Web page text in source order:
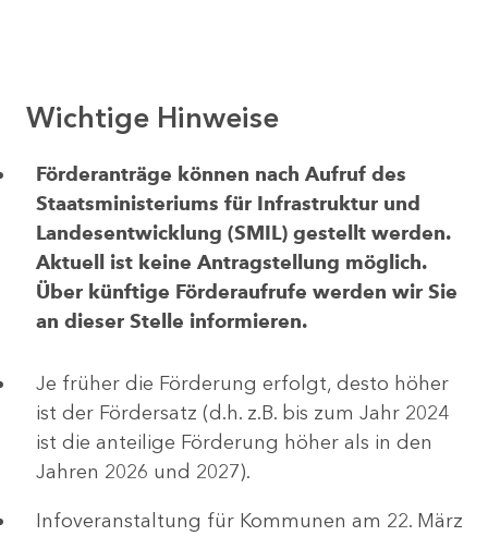
Wichtige Hinweise
Förderanträge können nach Aufruf des
Staatsministeriums für Infrastruktur und
Landesentwicklung (SMIL) gestellt werden.
Aktuell ist keine Antragstellung möglich.
Über künftige Förderaufrufe werden wir Sie
an dieser Stelle informieren.
Je früher die Förderung erfolgt, desto höher
ist der Fördersatz (d.h. z.B. bis zum Jahr 2024
ist die anteilige Förderung höher als in den
Jahren 2026 und 2027).
Infoveranstaltung für Kommunen am 22. März